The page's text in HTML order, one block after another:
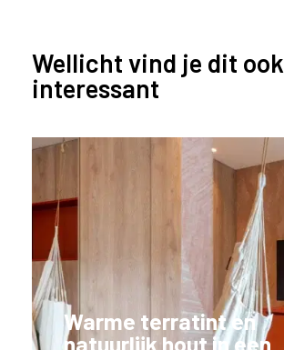
Wellicht vind je dit ook
interessant
Warme terratint en
natuurlijk hout in een